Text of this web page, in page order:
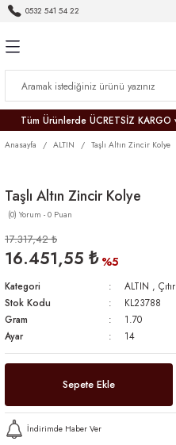
0532 541 54 22
Tüm Ürünlerde ÜCRETSİZ
Anasayfa ALTIN Taşlı Altın Zincir Kolye
Taşlı Altın Zincir Kolye
(0) Yorum - 0 Puan
17.317,42 ₺
16.451,55 ₺ %5
Kategori ALTIN ,
Stok Kodu
KL23788
Gram
1.70
Ayar
14
Sepete Ekle
İndirimde Haber Ver